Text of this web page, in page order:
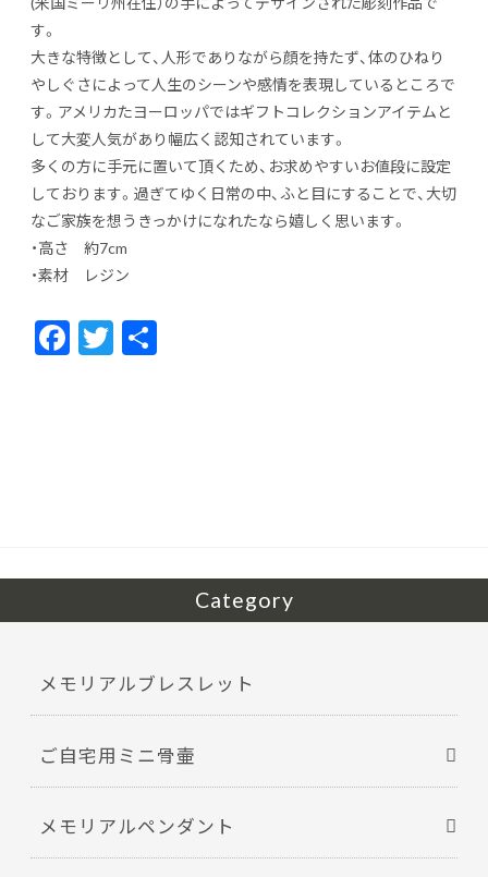
す。
大きな特徴として、人形でありながら顔を持たず、体のひねり
やしぐさによって人生のシーンや感情を表現しているところで
す。アメリカたヨーロッパではギフトコレクションアイテムと
して大変人気があり幅広く認知されています。
多くの方に手元に置いて頂くため、お求めやすいお値段に設定
しております。過ぎてゆく日常の中、ふと目にすることで、大切
なご家族を想うきっかけになれたなら嬉しく思います。
・高さ 約7cm
・素材 レジン
F
ac
T
w
Category
メモリアルブレスレット
ご自宅用ミニ骨壷
メモリアルペンダント